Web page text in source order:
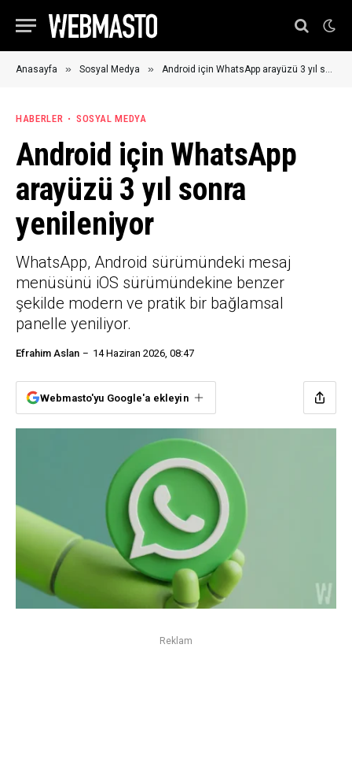
Anasayfa » Sosyal Medya » Android için WhatsApp arayüzü 3 yıl sonra yenileniyor
HABERLER SOSYAL MEDYA
Android için WhatsApp
arayüzü 3 yıl sonra
yenileniyor
WhatsApp, Android sürümündeki mesaj
menüsünü iOS sürümündekine benzer
şekilde modern ve pratik bir bağlamsal
panelle yeniliyor.
Efrahim Aslan 14 Haziran 2026, 08:47
Webmasto'yu Google'a ekleyin
Reklam